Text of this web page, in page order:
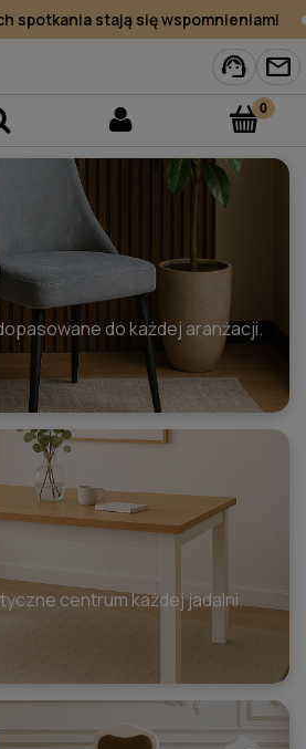
stają się wspomnieniami
support_agent mail
do każdej aranżacji.
centrum każdej jadalni.